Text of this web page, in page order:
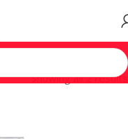
Showing all 2 results